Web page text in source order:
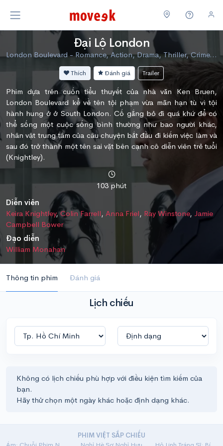
Đại Lộ London
London Boulevard - Romance, Action, Drama, Thriller, Crime, Foreign
Thích Đánh giá Trailer
Phim dựa trên cuốn tiểu thuyết của nhà văn Ken Bruen,
London Boulevard kể về tên tội phạm vừa mãn hạn tù vì tội
hành hung ở ở South London. Cố gắng bỏ đi quá khứ để có
thể sống một cuộc sống bình thường như bao người khác,
nhân vật trung tâm của câu chuyện bắt đầu đi kiếm việc làm và
sau đó trở thành một tên sai vặt bên cạnh cô diễn viên trẻ tuổi
(Knightley).
103 phút
Diễn viên
Keira Knightley,Colin Farrell, Anna Friel, Ray Winstone, Jamie
Campbell Bower
Đạo diễn
William Monahan
Thông tin phim Đánh giá
Lịch chiếu
Không có lịch chiếu phù hợp với điều kiện tìm kiếm của
bạn.
Hãy thử chọn một ngày khác hoặc định dạng khác.
PHIM VIỆT SẮP CHIẾU